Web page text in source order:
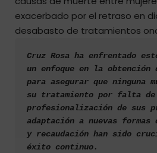
exacerbado por el retraso en
desabasto de tratamientos
Cruz Rosa ha enfrentado
un enfoque en la obtención
para asegurar que ninguna
su tratamiento por falta de
profesionalización de sus
adaptación a nuevas formas
y recaudación han sido
éxito continuo.